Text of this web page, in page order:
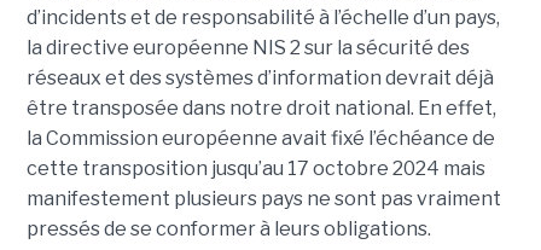
d’incidents et de responsabilité à l’échelle d’un pays,
la directive européenne NIS 2 sur la sécurité des
réseaux et des systèmes d’information devrait déjà
être transposée dans notre droit national. En effet,
la Commission européenne avait fixé l’échéance de
cette transposition jusqu’au 17 octobre 2024 mais
manifestement plusieurs pays ne sont pas vraiment
pressés de se conformer à leurs obligations.